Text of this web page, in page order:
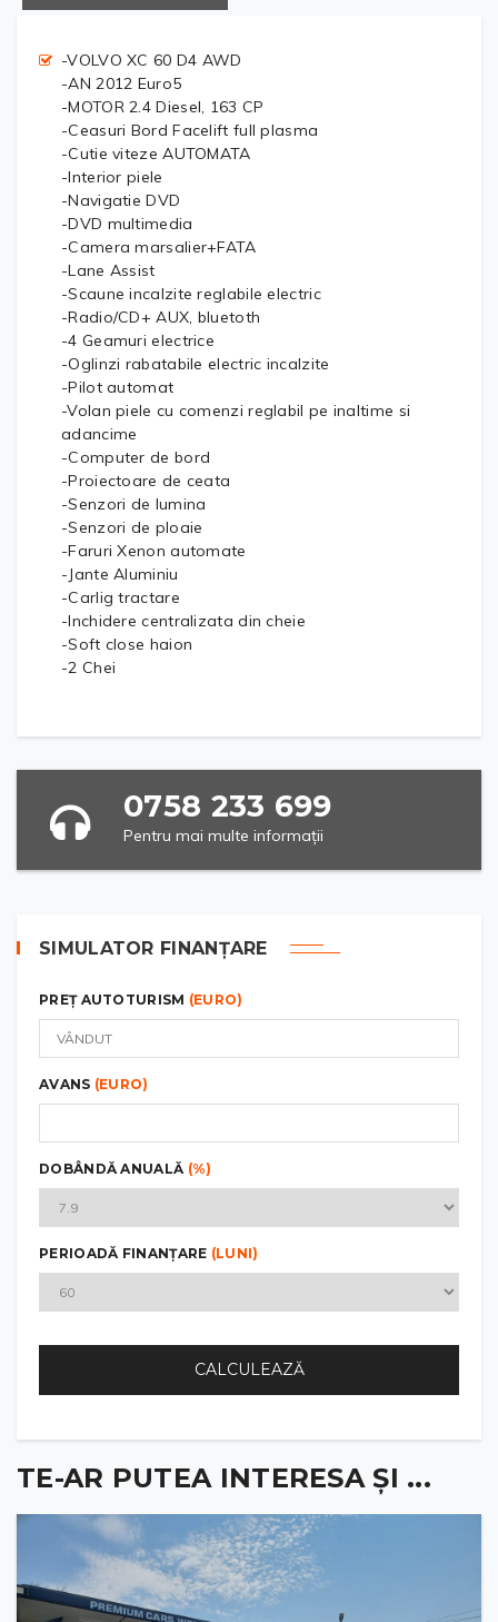
-VOLVO XC 60 D4 AWD
-AN 2012 Euro5
-MOTOR 2.4 Diesel, 163 CP
-Ceasuri Bord Facelift full plasma
-Cutie viteze AUTOMATA
-Interior piele
-Navigatie DVD
-DVD multimedia
-Camera marsalier+FATA
-Lane Assist
-Scaune incalzite reglabile electric
-Radio/CD+ AUX, bluetoth
-4 Geamuri electrice
-Oglinzi rabatabile electric incalzite
-Pilot automat
-Volan piele cu comenzi reglabil pe inaltime si
adancime
-Computer de bord
-Proiectoare de ceata
-Senzori de lumina
-Senzori de ploaie
-Faruri Xenon automate
-Jante Aluminiu
-Carlig tractare
-Inchidere centralizata din cheie
-Soft close haion
-2 Chei
0758 233 699
Pentru mai multe informații
SIMULATOR FINANȚARE
PREȚ AUTOTURISM (EURO)
AVANS (EURO)
DOBÂNDĂ ANUALĂ (%)
PERIOADĂ FINANȚARE (LUNI)
CALCULEAZĂ
TE-AR PUTEA INTERESA ȘI ...